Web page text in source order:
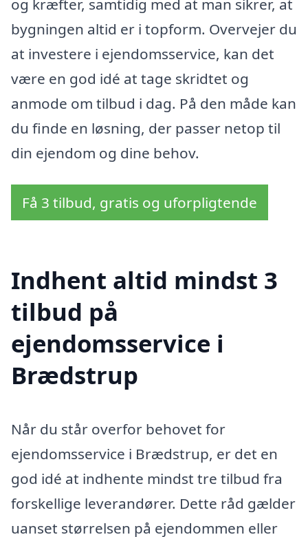
og kræfter, samtidig med at man sikrer, at
bygningen altid er i topform. Overvejer du
at investere i ejendomsservice, kan det
være en god idé at tage skridtet og
anmode om tilbud i dag. På den måde kan
du finde en løsning, der passer netop til
din ejendom og dine behov.
Få 3 tilbud, gratis og uforpligtende
Indhent altid mindst 3
tilbud på
ejendomsservice i
Brædstrup
Når du står overfor behovet for
ejendomsservice i Brædstrup, er det en
god idé at indhente mindst tre tilbud fra
forskellige leverandører. Dette råd gælder
uanset størrelsen på ejendommen eller